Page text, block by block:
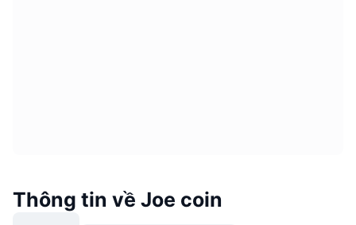
Thông tin về Joe coin